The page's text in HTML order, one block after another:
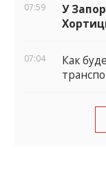
07:59
У
07:04
Как